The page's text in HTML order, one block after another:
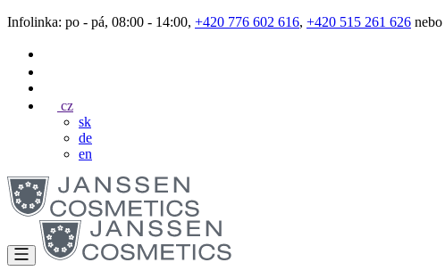
Infolinka: po - pá, 08:00 - 14:00, +420 776 602 616, +420 515 261 626 nebo
cz
sk
de
en